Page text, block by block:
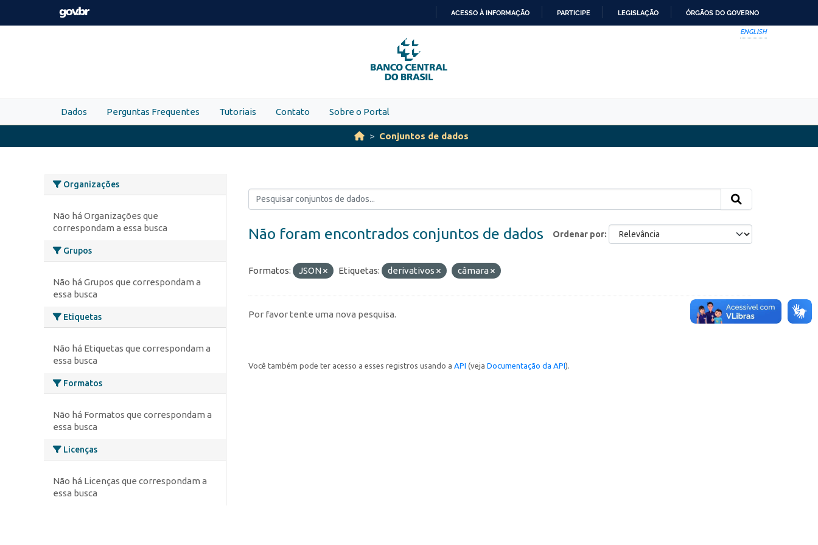
Skip to main content
PARA
O
CONTEÚDO
ACESSO À INFORMAÇÃO PARTICIPE LEGISLAÇÃO ÓRGÃOS DO GOVERNO
ENGLISH
Dados Perguntas Frequentes Tutoriais Contato Sobre o Portal
Conjuntos de dados
Organizações
Não há Organizações que
correspondam a essa busca
Grupos
Não há Grupos que correspondam a
essa busca
Etiquetas
Não há Etiquetas que correspondam a
essa busca
Formatos
Não há Formatos que correspondam a
essa busca
Licenças
Não há Licenças que correspondam a
essa busca
Ordenar por
Não foram encontrados conjuntos de dados
Formatos: JSON Etiquetas: derivativos câmara
Por favor tente uma nova pesquisa.
Você também pode ter acesso a esses registros usando a API (veja Documentação da API).